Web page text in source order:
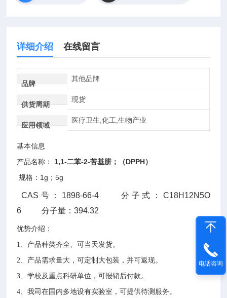
详细介绍 在线留言
品牌
其他品牌
供货周期
现货
应用领域
医疗卫生,化工,生物产业
基本信息
产品名称： 1,1-二苯-2-苦基肼；（DPPH）
规格：1g；5g
CAS号：1898-66-4
分子式：C18H12N5O
6
分子量：394.32
优势介绍：
1、 产品种类齐全、可当天发货。
2、 产品需求量大，可定制大包装，并可返现。
3、学校及重点科研单位，可报销后付款。
4、我司在国内多地设有实验室，可提供待测服务。
电话咨询